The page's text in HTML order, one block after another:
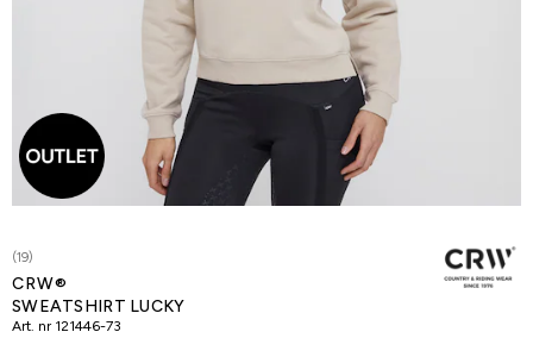
(19)
CRW®
SWEATSHIRT LUCKY
Art. nr 121446-73